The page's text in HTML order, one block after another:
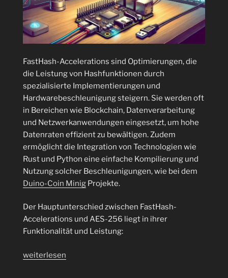
FastHash-Accelerations sind Optimierungen, die
die Leistung von Hashfunktionen durch
spezialisierte Implementierungen und
Hardwarebeschleunigung steigern. Sie werden oft
in Bereichen wie Blockchain, Datenverarbeitung
und Netzwerkanwendungen eingesetzt, um hohe
Datenraten effizient zu bewältigen. Zudem
ermöglicht die Integration von Technologien wie
Rust und Python eine einfache Kompilierung und
Nutzung solcher Beschleunigungen, wie bei dem
Duino-Coin Minig Projekte.
Der Hauptunterschied zwischen FastHash-
Accelerations und AES-256 liegt in ihrer
Funktionalität und Leistung:
„Duino-
weiterlesen